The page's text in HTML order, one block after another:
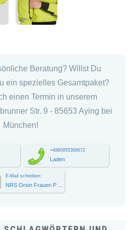
Beratung? Willst Du
ein spezielles Gesamtpaket?
einen Termin in unserem
Str. 9 - 85653 Aying bei
München!
+4980955369672
Laden
E-Mail schreiben:
NRS Orion Frauen P ...